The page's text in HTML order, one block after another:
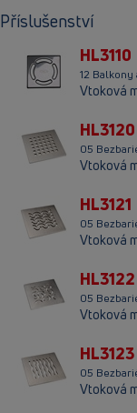
Příslušenství
HL3110
12
Vtoková
HL3120
05
Vtoková
HL3121
05
Vtoková
HL3122
05
Vtoková
HL3123
05
Vtoková